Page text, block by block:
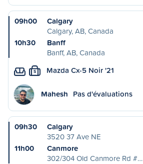
09h00
Calgary
Calgary, AB, Canada
10h30
Banff
Banff, AB, Canada
S Mazda Cx-5 Noir '21
Mahesh Pas d'évaluations
09h30
Calgary
3520 37 Ave NE
11h00
Canmore
302/304 Old Canmore Rd #…